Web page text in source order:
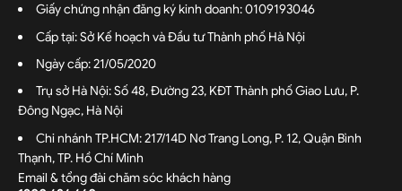
Giấy chứng nhận đăng ký kinh doanh: 0109193046
Cấp tại: Sở Kế hoạch và Đầu tư Thành phố Hà Nội
Ngày cấp: 21/05/2020
Trụ sở Hà Nội: Số 48, Đường 23, KĐT Thành phố Giao Lưu, P.
Đông Ngạc, Hà Nội
Chi nhánh TP.HCM: 217/14D Nơ Trang Long, P. 12, Quận Bình
Thạnh, TP. Hồ Chí Minh
Email & tổng đài chăm sóc khách hàng